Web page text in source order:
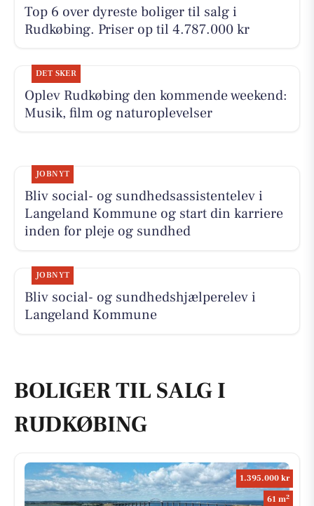
Top 6 over dyreste boliger til salg i
Rudkøbing. Priser op til 4.787.000 kr
DET SKER
Oplev Rudkøbing den kommende weekend:
Musik, film og naturoplevelser
JOBNYT
Bliv social- og sundhedsassistentelev i
Langeland Kommune og start din karriere
inden for pleje og sundhed
JOBNYT
Bliv social- og sundhedshjælperelev i
Langeland Kommune
BOLIGER TIL SALG I
RUDKØBING
1.395.000 kr
61 m2